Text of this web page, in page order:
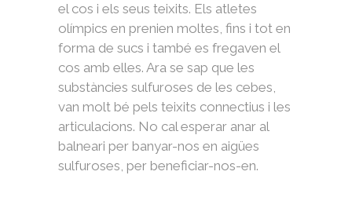
el cos i els seus teixits. Els atletes
olímpics en prenien moltes, fins i tot en
forma de sucs i també es fregaven el
cos amb elles. Ara se sap que les
substàncies sulfuroses de les cebes,
van molt bé pels teixits connectius i les
articulacions. No cal esperar anar al
balneari per banyar-nos en aigües
sulfuroses, per beneficiar-nos-en.